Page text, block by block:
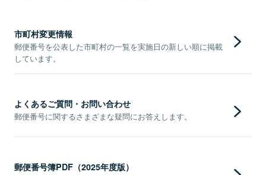
市町村変更情報
郵便番号を公表した市町村の一覧を実施日の新しい順に掲載
しています。
よくあるご質問・お問い合わせ
郵便番号に関するさまざまな疑問にお答えします。
郵便番号簿PDF（2025年度版）